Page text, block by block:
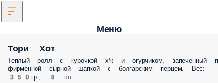
Меню
Тори Хот
Теплый ролл с курочкой х/к и огурчиком, запеченный
фирменной сырной шапкой с болгарским перцем. Вес:
350гр., 8 шт.